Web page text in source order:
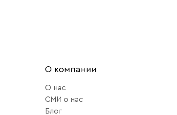
О компании
О нас
СМИ о нас
Блог